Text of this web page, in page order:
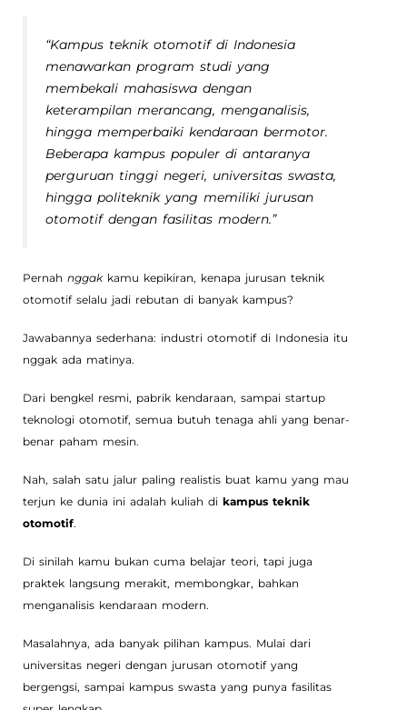
“Kampus teknik otomotif di Indonesia
menawarkan program studi yang
membekali mahasiswa dengan
keterampilan merancang, menganalisis,
hingga memperbaiki kendaraan bermotor.
Beberapa kampus populer di antaranya
perguruan tinggi negeri, universitas swasta,
hingga politeknik yang memiliki jurusan
otomotif dengan fasilitas modern.”
Pernah nggak kamu kepikiran, kenapa jurusan teknik
otomotif selalu jadi rebutan di banyak kampus?
Jawabannya sederhana: industri otomotif di Indonesia itu
nggak ada matinya.
Dari bengkel resmi, pabrik kendaraan, sampai startup
teknologi otomotif, semua butuh tenaga ahli yang benar-
benar paham mesin.
Nah, salah satu jalur paling realistis buat kamu yang mau
terjun ke dunia ini adalah kuliah di kampus teknik
otomotif.
Di sinilah kamu bukan cuma belajar teori, tapi juga
praktek langsung merakit, membongkar, bahkan
menganalisis kendaraan modern.
Masalahnya, ada banyak pilihan kampus. Mulai dari
universitas negeri dengan jurusan otomotif yang
bergengsi, sampai kampus swasta yang punya fasilitas